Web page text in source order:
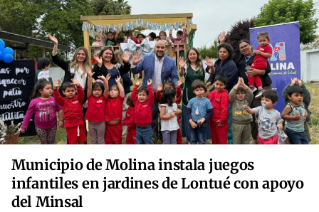
Municipio de Molina instala juegos
infantiles en jardines de Lontué con apoyo
del Minsal